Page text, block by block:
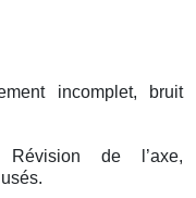
incomplet, bruit
Révision de l’axe,